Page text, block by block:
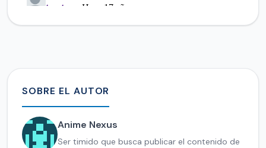
SOBRE EL AUTOR
Anime Nexus
Ser timido que busca publicar el contenido de